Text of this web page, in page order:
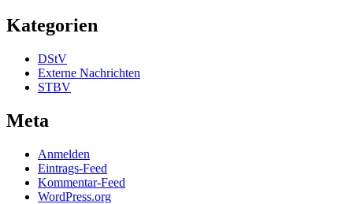
Kategorien
DStV
Externe Nachrichten
STBV
Meta
Anmelden
Eintrags-Feed
Kommentar-Feed
WordPress.org